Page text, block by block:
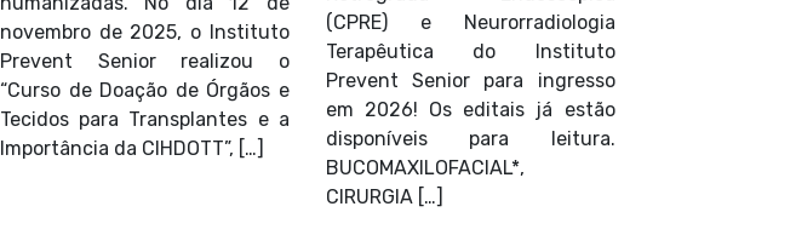
novembro de 2025, o Instituto
Prevent Senior realizou o
“Curso de Doação de Órgãos e
Tecidos para Transplantes e a
Importância da CIHDOTT”, […]
(CPRE) e Neurorradiologia
Terapêutica do Instituto
Prevent Senior para ingresso
em 2026! Os editais já estão
disponíveis para leitura.
BUCOMAXILOFACIAL*,
CIRURGIA […]